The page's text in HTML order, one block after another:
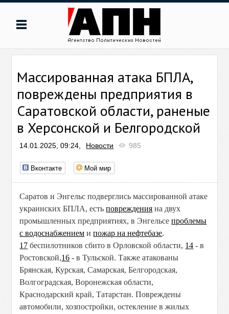
Массированная атака БПЛА,
повреждены предприятия в
Саратовской области, раненые
в Херсонской и Белгородской
14.01.2025, 09:24, Новости 985
Вконтакте Мой мир
Саратов и Энгельс подверглись массированной атаке
украинских БПЛА, естьповреждения на двух
промышленных предприятиях, в Энгельсепроблемы
с водоснабжением ипожар на нефтебазе.
17 беспилотников сбито в Орловской области, 14 - в
Ростовской,16 - в Тульской. Также атакованы
Брянская, Курская, Самарская, Белгородская,
Волгоградская, Воронежская области,
Краснодарский край, Татарстан. Повреждены
автомобили, хозпостройки, остекление в жилых